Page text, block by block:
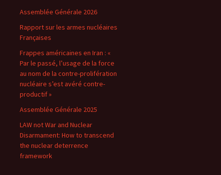
Assemblée Générale 2026
Rapport sur les armes nucléaires
Françaises
Frappes américaines en Iran : «
Par le passé, l’usage de la force
au nom de la contre-prolifération
nucléaire s’est avéré contre-
productif »
Assemblée Générale 2025
LAW not War and Nuclear
Disarmament: How to transcend
the nuclear deterrence
framework